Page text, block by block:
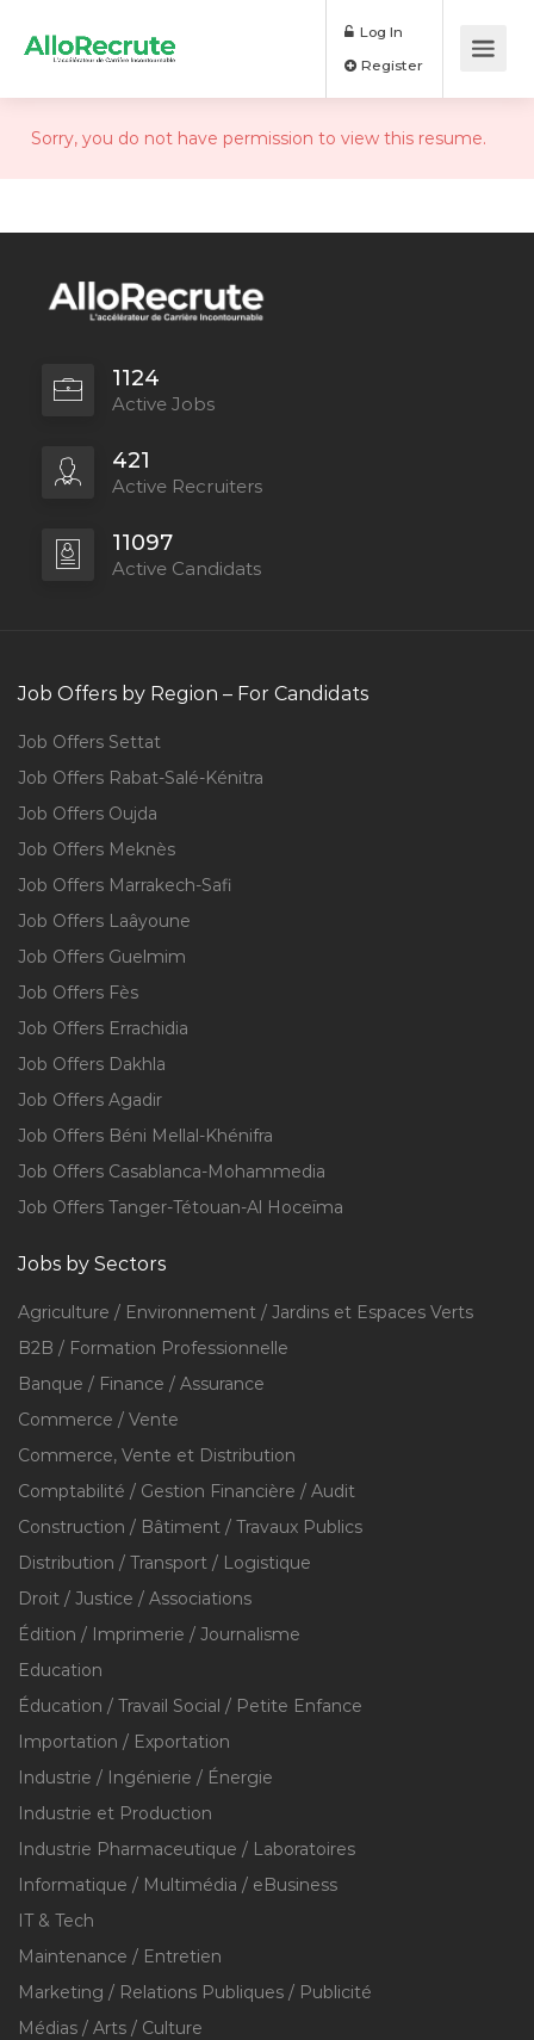
Log In
Sorry, you do not have permission to view this resume.
1124
Active Jobs
421
Active Recruiters
11097
Active Candidats
Job Offers by Region – For Candidats
Job Offers Settat
Job Offers Rabat-Salé-Kénitra
Job Offers Oujda
Job Offers Meknès
Job Offers Marrakech-Safi
Job Offers Laâyoune
Job Offers Guelmim
Job Offers Fès
Job Offers Errachidia
Job Offers Dakhla
Job Offers Agadir
Job Offers Béni Mellal-Khénifra
Job Offers Casablanca-Mohammedia
Job Offers Tanger-Tétouan-Al Hoceïma
Jobs by Sectors
Agriculture / Environnement / Jardins et Espaces Verts
B2B / Formation Professionnelle
Banque / Finance / Assurance
Commerce / Vente
Commerce, Vente et Distribution
Comptabilité / Gestion Financière / Audit
Construction / Bâtiment / Travaux Publics
Distribution / Transport / Logistique
Droit / Justice / Associations
Édition / Imprimerie / Journalisme
Education
Éducation / Travail Social / Petite Enfance
Importation / Exportation
Industrie / Ingénierie / Énergie
Industrie et Production
Industrie Pharmaceutique / Laboratoires
Informatique / Multimédia / eBusiness
IT & Tech
Maintenance / Entretien
Marketing / Relations Publiques / Publicité
Médias / Arts / Culture